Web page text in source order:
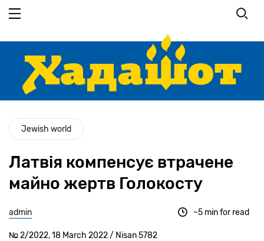
основного
Jewish world
Латвія компенсує втрачене
майно жертв Голокосту
admin
№ 2/2022, 18 March 2022 / Nisan 5782
~5 min for read